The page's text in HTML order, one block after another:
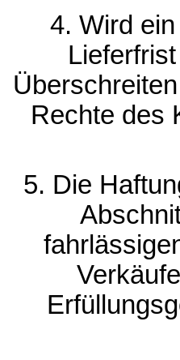
4. Wird
Rechte des
5. Die